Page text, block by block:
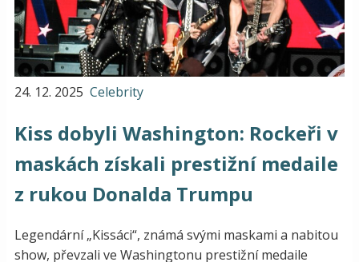
24. 12. 2025 Celebrity
Kiss dobyli Washington: Rockeři v
maskách získali prestižní medaile
z rukou Donalda Trumpu
Legendární „Kissáci“, známá svými maskami a nabitou
show, převzali ve Washingtonu prestižní medaile